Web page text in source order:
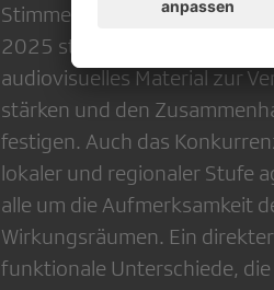
Stimme im Publikum
2025 stellt die SRG privaten
audiovisuelles Material zur
stärken und den
festigen. Auch das
lokaler und regionaler Stufe
alle um die Aufmerksamkeit
Wirkungsräumen. Ein
funktionale Unterschiede,